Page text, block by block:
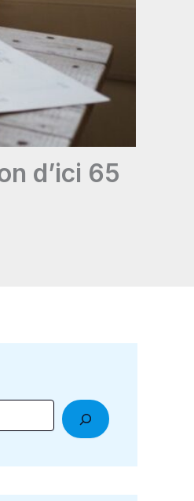
d’ici 65